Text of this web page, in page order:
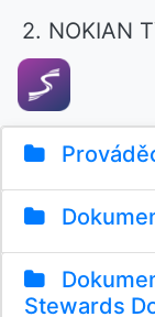
2. NOKIAN
Stewards